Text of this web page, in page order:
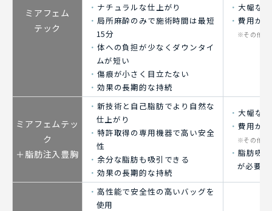
ミアフェム
テック
ナチュラルな仕上がり
局所麻酔のみで施術時間は最短
15分
体への負担が少なくダウンタイ
ムが短い
傷痕が小さく目立たない
効果の長期的な持続
大幅な
費用が
※その他の
ミアフェムテッ
ク
＋脂肪注入豊胸
新技術と自己脂肪でより自然な
仕上がり
特許取得の専用機器で高い安全
性
余分な脂肪も吸引できる
効果の長期的な持続
大幅な
費用が
※その他の
脂肪吸
が必要
高性能で安全性の高いバッグを
使用